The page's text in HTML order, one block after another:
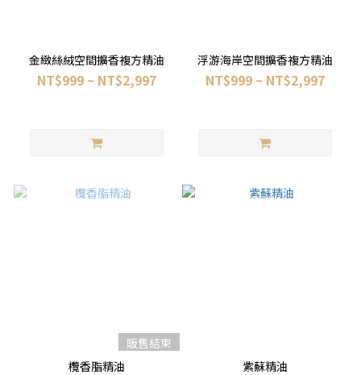
金緻絲絨空間擴香複方精油
NT$999 ~ NT$2,997
浮游海岸空間擴香複方精油
NT$999 ~ NT$2,997
販售結束
欖香脂精油
紫蘇精油